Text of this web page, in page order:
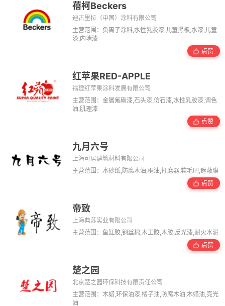
蓓柯Beckers
迪古里拉（中国）涂料有限公司
主营范围：负离子涂料,水性乳胶漆,儿童黑板,水漆,儿童
漆,内墙漆
点赞
红苹果RED-APPLE
福建红苹果涂料发展有限公司
主营范围：金属氟碳漆,石头漆,仿石漆,水性乳胶漆,调色
油,肌理漆
点赞
九月六号
上海可居建筑材料有限公司
主营范围：水砂纸,防腐木油,桐油,打磨器,软毛刷,遮蔽膜
点赞
帝致
上海典苏实业有限公司
主营范围：鱼缸胶,钢丝棉,木工胶,木胶,反光漆,耐火水泥
点赞
楚之园
北京楚之园环保科技有限责任公司
主营范围：木蜡,环保油漆,橘子油,防腐木油,木蜡油,亮光
油